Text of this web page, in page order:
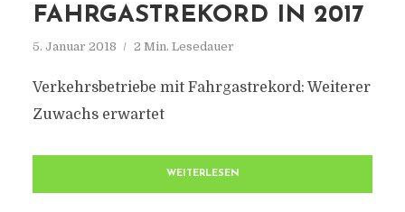
FAHRGASTREKORD IN 2017
5. Januar 2018 2 Min. Lesedauer
Verkehrsbetriebe mit Fahrgastrekord: Weiterer
Zuwachs erwartet
WEITERLESEN